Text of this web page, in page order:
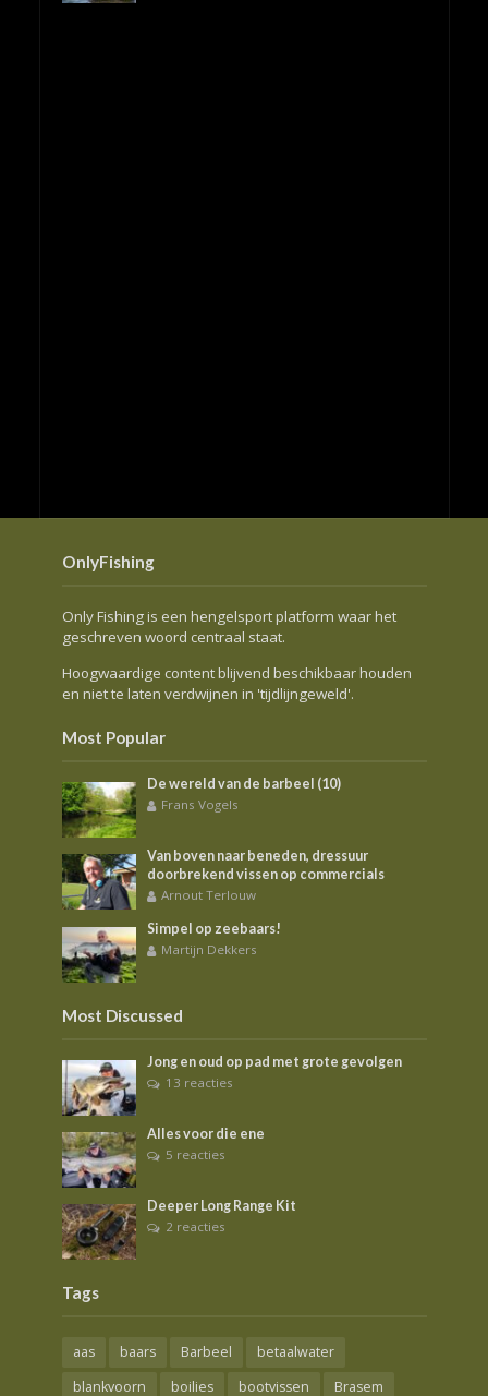
OnlyFishing
Only Fishing is een hengelsport platform waar het
geschreven woord centraal staat.
Hoogwaardige content blijvend beschikbaar houden
en niet te laten verdwijnen in 'tijdlijngeweld'.
Most Popular
De wereld van de barbeel (10)
Frans Vogels
Van boven naar beneden, dressuur
doorbrekend vissen op commercials
Arnout Terlouw
Simpel op zeebaars!
Martijn Dekkers
Most Discussed
Jong en oud op pad met grote gevolgen
13 reacties
Alles voor die ene
5 reacties
Deeper Long Range Kit
2 reacties
Tags
aas baars Barbeel
betaalwater
blankvoorn
boilies bootvissen
Brasem